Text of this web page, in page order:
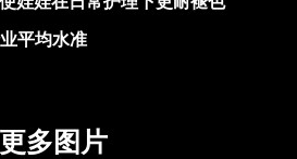
平均水准
更多图片